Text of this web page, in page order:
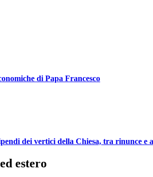
di Papa Francesco
dei vertici della Chiesa, tra rinunce e
estero